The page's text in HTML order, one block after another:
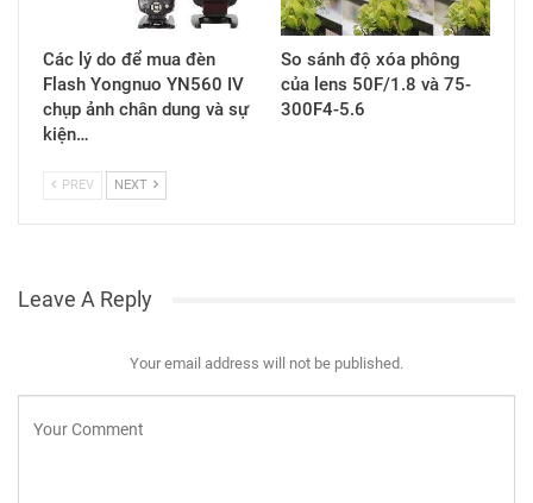
Các lý do để mua đèn
Flash Yongnuo YN560 IV
chụp ảnh chân dung và sự
kiện…
So sánh độ xóa phông
của lens 50F/1.8 và 75-
300F4-5.6
PREV NEXT
Leave A Reply
Your email address will not be published.